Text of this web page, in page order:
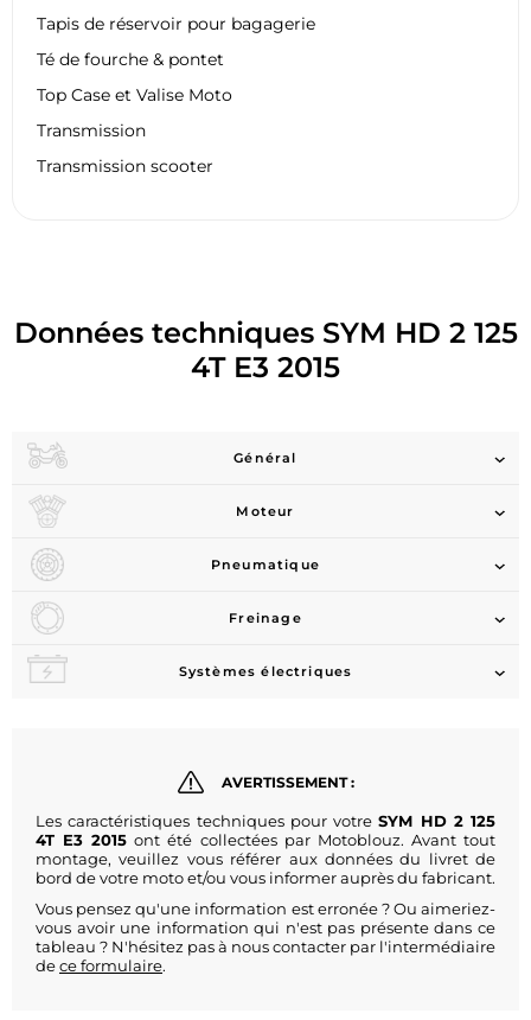
Tapis de réservoir pour bagagerie
Té de fourche & pontet
Top Case et Valise Moto
Transmission
Transmission scooter
Données techniques SYM HD 2 125
4T E3 2015
Général
Moteur
Pneumatique
Freinage
Systèmes électriques
AVERTISSEMENT :
Les caractéristiques techniques pour votreSYM HD 2 125
4T E3 2015 ont été collectées par Motoblouz. Avant tout
montage, veuillez vous référer aux données du livret de
bord de votre moto et/ou vous informer auprès du fabricant.
Vous pensez qu'une information est erronée ? Ou aimeriez-
vous avoir une information qui n'est pas présente dans ce
tableau ? N'hésitez pas à nous contacter par l'intermédiaire
dece formulaire.